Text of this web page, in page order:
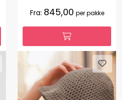
Fra: 845,00 per pakke